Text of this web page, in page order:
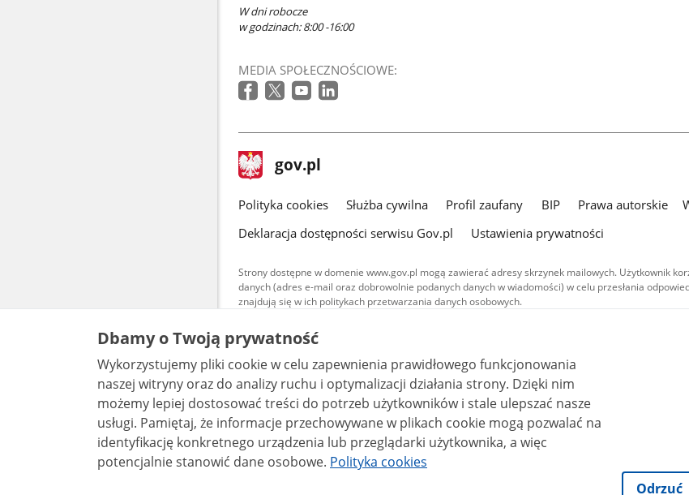
W dni robocze
w godzinach: 8:00 -16:00
MEDIA SPOŁECZNOŚCIOWE:
stopka
gov.pl Strona
gov.pl
gov.pl
Polityka cookies Służba cywilna Profil zaufany BIP Prawa autorskie
Deklaracja dostępności serwisu Gov.pl
Ustawienia prywatności
Strony dostępne w domenie www.gov.pl mogą zawierać adresy skrzynek mailowych. Użytkownik
danych (adres e-mail oraz dobrowolnie podanych danych w wiadomości) w celu przesłania
znajdują się w ich politykach przetwarzania danych osobowych.
Treści tekstowe publikowane w serwisie (z wyłączeniem treści audiowizualnych), są
udostępniane na licencji typu Creative Commons: uznanie autorstwa - na tych samych
warunkach 4.0 (CC BY-SA 4.0). Materiały audiowizualne, w tym zdjęcia, materiały
są udostępniane na licencji typu Creative Commons: uznanie autorstwa użycie
bez utworów zależnych 4.0 (CC BY-NC-ND 4.0), o ile nie jest to stwierdzone inaczej.
Dbamy o Twoją prywatność
Wykorzystujemy pliki cookie w celu zapewnienia prawidłowego funkcjonowania
naszej witryny oraz do analizy ruchu i optymalizacji działania strony. Dzięki nim
możemy lepiej dostosować treści do potrzeb użytkowników i stale ulepszać nasze
usługi. Pamiętaj, że informacje przechowywane w plikach cookie mogą pozwalać na
identyfikację konkretnego urządzenia lub przeglądarki użytkownika, a więc
potencjalnie stanowić dane osobowe. Polityka cookies
Odrzuć